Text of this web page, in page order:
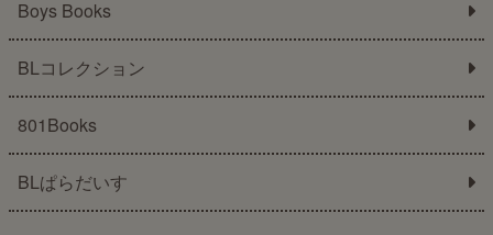
Boys Books
BLコレクション
801Books
BLぱらだいす